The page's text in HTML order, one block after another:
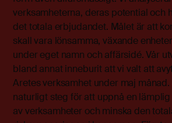
verksamheterna, deras potential och
det totala erbjudandet. Målet är att
skall vara lönsamma, växande
under eget namn och affärsidé. Vår
bland annat inneburit att vi valt att
Aretes verksamhet under maj
naturligt steg för att uppnå en
av verksamheter och minska den